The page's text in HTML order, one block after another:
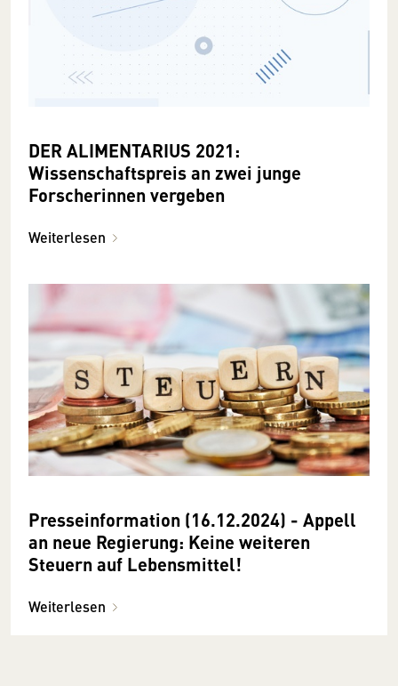
DER ALIMENTARIUS 2021:
Wissenschaftspreis an zwei junge
Forscherinnen vergeben
Weiterlesen
Presseinformation (16.12.2024) - Appell
an neue Regierung: Keine weiteren
Steuern auf Lebensmittel!
Weiterlesen